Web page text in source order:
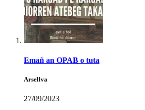
Emañ an OPAB o tuta
Arsellva
27/09/2023